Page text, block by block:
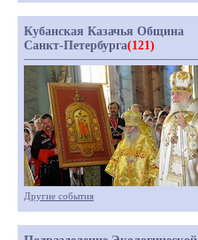
Кубанская Казачья Община
Санкт-Петербурга(121)
Другие события